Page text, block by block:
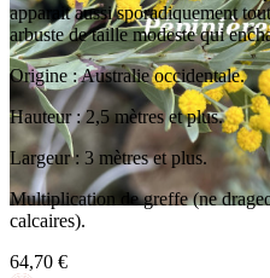
apparait aussi sporadiquement
arbuste de taille modeste qui
Origine : Australie occidentale.
Hauteur : 2,5 mètres et plus.
Largeur : 3 mètres et plus.
Multiplication de greffe (ne
calcaires).
64,70 €